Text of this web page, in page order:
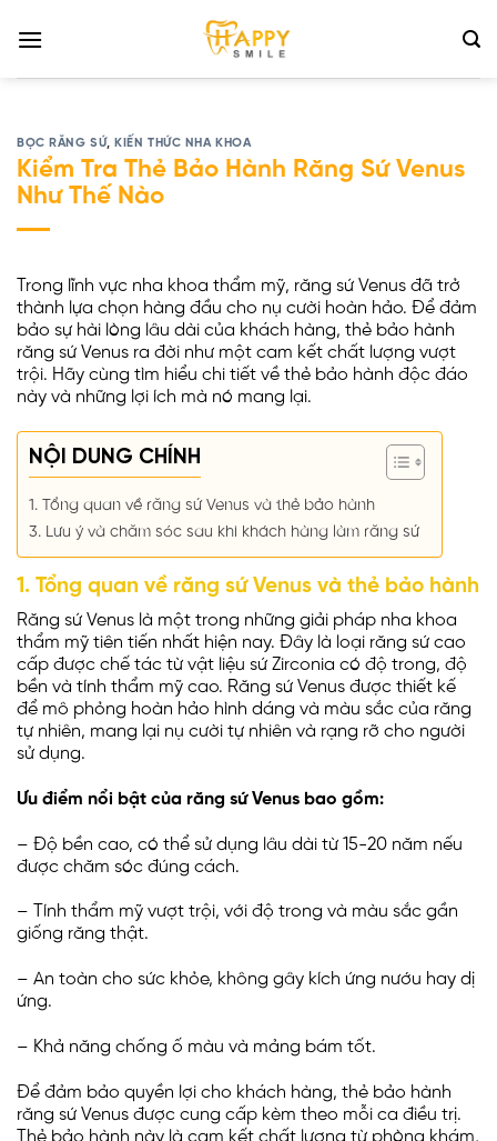
qua
nội
dung
BỌC RĂNG SỨ, KIẾN THỨC NHA KHOA
Kiểm Tra Thẻ Bảo Hành Răng Sứ Venus
Như Thế Nào
Trong lĩnh vực nha khoa thẩm mỹ, răng sứ Venus đã trở
thành lựa chọn hàng đầu cho nụ cười hoàn hảo. Để đảm
bảo sự hài lòng lâu dài của khách hàng, thẻ bảo hành
răng sứ Venus ra đời như một cam kết chất lượng vượt
trội. Hãy cùng tìm hiểu chi tiết về thẻ bảo hành độc đáo
này và những lợi ích mà nó mang lại.
NỘI DUNG CHÍNH
1. Tổng quan về răng sứ Venus và thẻ bảo hành
3. Lưu ý và chăm sóc sau khi khách hàng làm răng sứ
1. Tổng quan về răng sứ Venus và thẻ bảo hành
Răng sứ Venus là một trong những giải pháp nha khoa
thẩm mỹ tiên tiến nhất hiện nay. Đây là loại răng sứ cao
cấp được chế tác từ vật liệu sứ Zirconia có độ trong, độ
bền và tính thẩm mỹ cao. Răng sứ Venus được thiết kế
để mô phỏng hoàn hảo hình dáng và màu sắc của răng
tự nhiên, mang lại nụ cười tự nhiên và rạng rỡ cho người
sử dụng.
Ưu điểm nổi bật của răng sứ Venus bao gồm:
– Độ bền cao, có thể sử dụng lâu dài từ 15-20 năm nếu
được chăm sóc đúng cách.
– Tính thẩm mỹ vượt trội, với độ trong và màu sắc gần
giống răng thật.
– An toàn cho sức khỏe, không gây kích ứng nướu hay dị
ứng.
– Khả năng chống ố màu và mảng bám tốt.
Để đảm bảo quyền lợi cho khách hàng, thẻ bảo hành
răng sứ Venus được cung cấp kèm theo mỗi ca điều trị.
Thẻ bảo hành này là cam kết chất lượng từ phòng khám,